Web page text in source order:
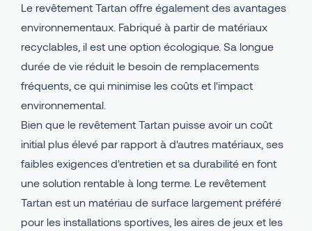
Le revêtement Tartan offre également des avantages
environnementaux. Fabriqué à partir de matériaux
recyclables, il est une option écologique. Sa longue
durée de vie réduit le besoin de remplacements
fréquents, ce qui minimise les coûts et l'impact
environnemental.
Bien que le revêtement Tartan puisse avoir un coût
initial plus élevé par rapport à d'autres matériaux, ses
faibles exigences d'entretien et sa durabilité en font
une solution rentable à long terme. Le revêtement
Tartan est un matériau de surface largement préféré
pour les installations sportives, les aires de jeux et les